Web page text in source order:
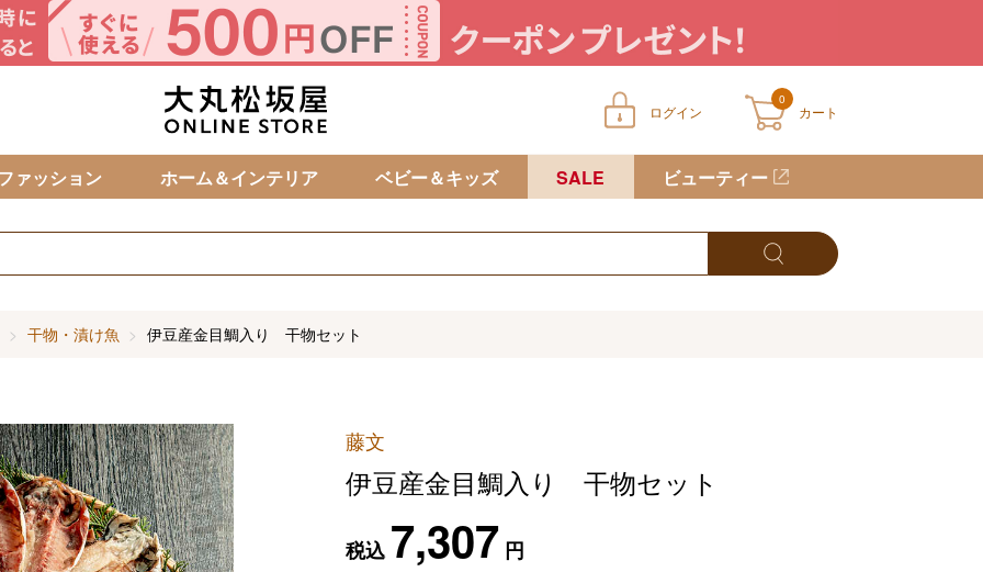
ログイン
0
カート
カートに商品が入っていません
ァッション ホーム＆インテリア ベビー＆キッズ SALE ビューティー
干物・漬け魚 伊豆産金目鯛入り 干物セット
藤文
伊豆産金目鯛入り 干物セット
税込7,307 円